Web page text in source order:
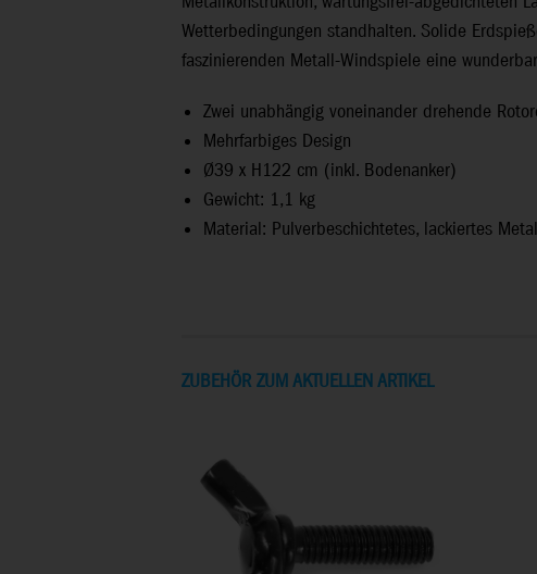
Wetterbedingungen standhalten. Solide
faszinierenden Metall-Windspiele eine
Zwei unabhängig voneinander drehende
Mehrfarbiges Design
Ø39 x H122 cm (inkl. Bodenanker)
Gewicht: 1,1 kg
Material: Pulverbeschichtetes, lackiertes
ZUBEHÖR ZUM AKTUELLEN ARTIKEL